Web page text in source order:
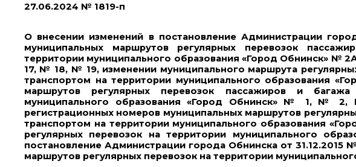
27.06.2024 № 1819-п
О внесении изменений в постановление Администрации
муниципальных маршрутов регулярных перевозок
территории муниципального образования «Город
17, № 18, № 19, изменении муниципального маршрута
транспортом на территории муниципального образования
маршрутов регулярных перевозок пассажиров и
муниципального образования «Город Обнинск» № 1,
регистрационных номеров муниципальных маршрутов
транспортом на территории муниципального образования
регулярных перевозок на территории муниципального
постановление Администрации города Обнинска от
маршрутов регулярных перевозок на территории